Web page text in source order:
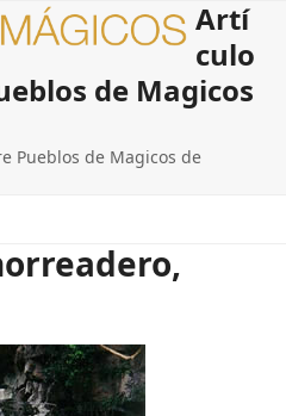
Artí
culo
de Magicos
Pueblos de Magicos de